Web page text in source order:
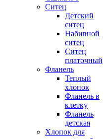
Ситец
Детский
ситец
Набивной
ситец
Ситец
платочный
Фланель
Теплый
хлопок
Фланель в
клетку
Фланель
детская
Хлопок для